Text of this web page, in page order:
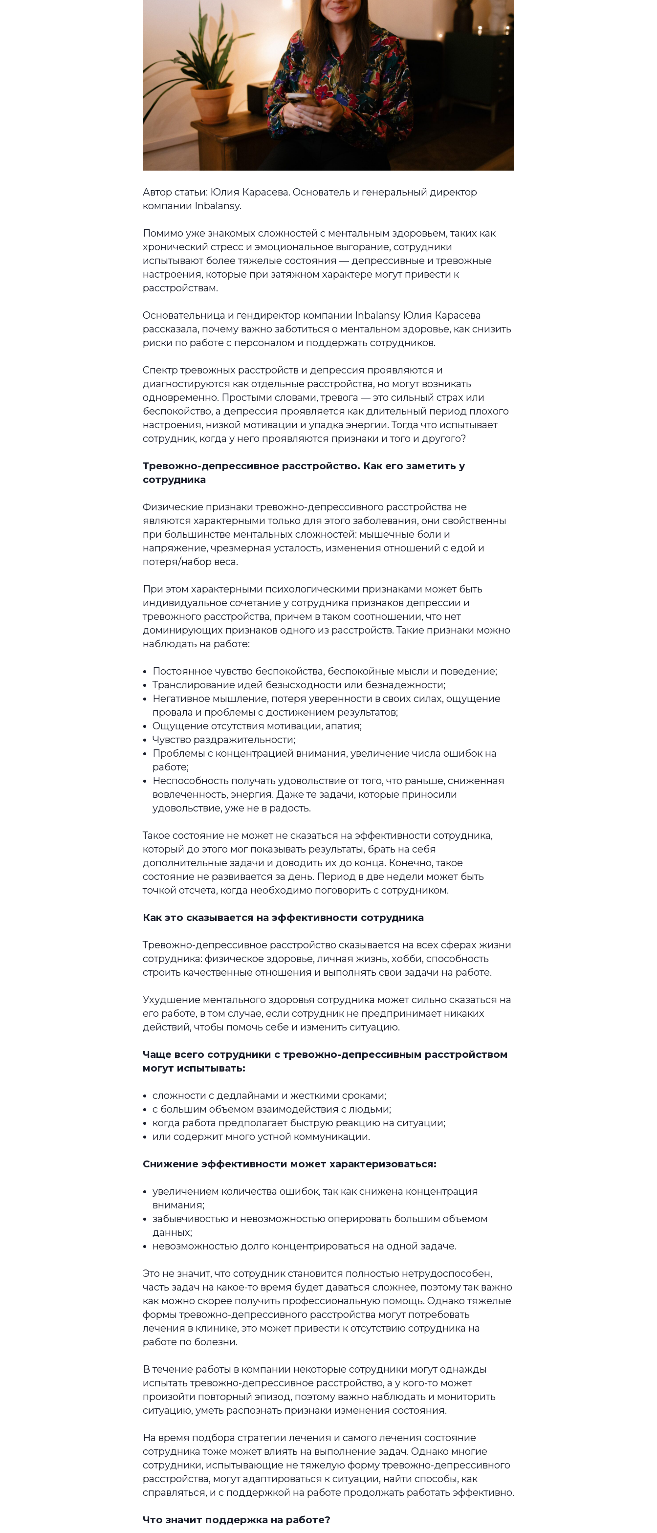
Автор статьи: Юлия Карасева. Основатель и генеральный директор
компании Inbalansy.
Помимо уже знакомых сложностей с ментальным здоровьем, таких как
хронический стресс и эмоциональное выгорание, сотрудники
испытывают более тяжелые состояния — депрессивные и тревожные
настроения, которые при затяжном характере могут привести к
расстройствам.
Основательница и гендиректор компании Inbalansy Юлия Карасева
рассказала, почему важно заботиться о ментальном здоровье, как снизить
риски по работе с персоналом и поддержать сотрудников.
Спектр тревожных расстройств и депрессия проявляются и
диагностируются как отдельные расстройства, но могут возникать
одновременно. Простыми словами, тревога — это сильный страх или
беспокойство, а депрессия проявляется как длительный период плохого
настроения, низкой мотивации и упадка энергии. Тогда что испытывает
сотрудник, когда у него проявляются признаки и того и другого?
Тревожно-депрессивное расстройство. Как его заметить у
сотрудника
Физические признаки тревожно-депрессивного расстройства не
являются характерными только для этого заболевания, они свойственны
при большинстве ментальных сложностей: мышечные боли и
напряжение, чрезмерная усталость, изменения отношений с едой и
потеря/набор веса.
При этом характерными психологическими признаками может быть
индивидуальное сочетание у сотрудника признаков депрессии и
тревожного расстройства, причем в таком соотношении, что нет
доминирующих признаков одного из расстройств. Такие признаки можно
наблюдать на работе:
Постоянное чувство беспокойства, беспокойные мысли и поведение;
Транслирование идей безысходности или безнадежности;
Негативное мышление, потеря уверенности в своих силах, ощущение
провала и проблемы с достижением результатов;
Ощущение отсутствия мотивации, апатия;
Чувство раздражительности;
Проблемы с концентрацией внимания, увеличение числа ошибок на
работе;
Неспособность получать удовольствие от того, что раньше, сниженная
вовлеченность, энергия. Даже те задачи, которые приносили
удовольствие, уже не в радость.
Такое состояние не может не сказаться на эффективности сотрудника,
который до этого мог показывать результаты, брать на себя
дополнительные задачи и доводить их до конца. Конечно, такое
состояние не развивается за день. Период в две недели может быть
точкой отсчета, когда необходимо поговорить с сотрудником.
Как это сказывается на эффективности сотрудника
Тревожно-депрессивное расстройство сказывается на всех сферах жизни
сотрудника: физическое здоровье, личная жизнь, хобби, способность
строить качественные отношения и выполнять свои задачи на работе.
Ухудшение ментального здоровья сотрудника может сильно сказаться на
его работе, в том случае, если сотрудник не предпринимает никаких
действий, чтобы помочь себе и изменить ситуацию.
Чаще всего сотрудники с тревожно-депрессивным расстройством
могут испытывать:
сложности с дедлайнами и жесткими сроками;
с большим объемом взаимодействия с людьми;
когда работа предполагает быструю реакцию на ситуации;
или содержит много устной коммуникации.
Снижение эффективности может характеризоваться:
увеличением количества ошибок, так как снижена концентрация
внимания;
забывчивостью и невозможностью оперировать большим объемом
данных;
невозможностью долго концентрироваться на одной задаче.
Это не значит, что сотрудник становится полностью нетрудоспособен,
часть задач на какое-то время будет даваться сложнее, поэтому так важно
как можно скорее получить профессиональную помощь. Однако тяжелые
формы тревожно-депрессивного расстройства могут потребовать
лечения в клинике, это может привести к отсутствию сотрудника на
работе по болезни.
В течение работы в компании некоторые сотрудники могут однажды
испытать тревожно-депрессивное расстройство, а у кого-то может
произойти повторный эпизод, поэтому важно наблюдать и мониторить
ситуацию, уметь распознать признаки изменения состояния.
На время подбора стратегии лечения и самого лечения состояние
сотрудника тоже может влиять на выполнение задач. Однако многие
сотрудники, испытывающие не тяжелую форму тревожно-депрессивного
расстройства, могут адаптироваться к ситуации, найти способы, как
справляться, и с поддержкой на работе продолжать работать эффективно.
Что значит поддержка на работе?